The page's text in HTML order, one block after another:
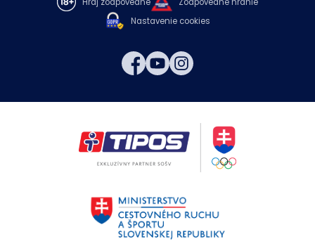
Nastavenie cookies